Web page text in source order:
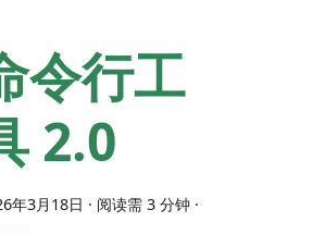
令行工
2.0
年3月18日 · 阅读需 3 分钟 ·